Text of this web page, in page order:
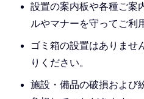
設置の案内板や各種ご案
ルやマナーを守ってご利
ゴミ箱の設置はありませ
りください。
施設・備品の破損および